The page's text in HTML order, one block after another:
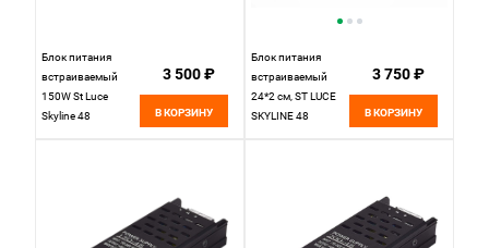
Блок питания
встраиваемый
150W St Luce
Skyline 48
3 500 ₽
В КОРЗИНУ
Блок питания
встраиваемый
24*2 см, ST LUCE
SKYLINE 48
3 750 ₽
В КОРЗИНУ